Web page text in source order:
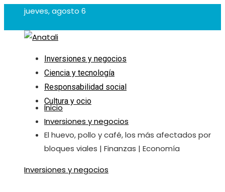
jueves, agosto 6
Inversiones y negocios
Ciencia y tecnología
Responsabilidad social
Cultura y ocio
Inicio
Inversiones y negocios
El huevo, pollo y café, los más afectados por
bloques viales | Finanzas | Economía
Inversiones y negocios